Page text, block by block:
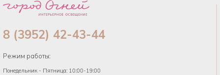
8 (3952) 42-43-44
Режим работы:
Понедельник - Пятница: 10:00-19:00